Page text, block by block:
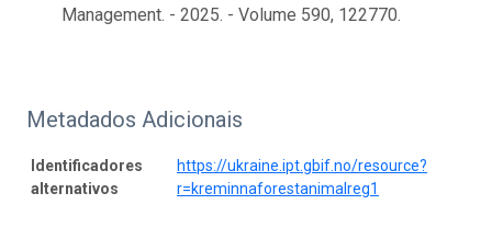
Management. - 2025. - Volume 590, 122770.
Metadados Adicionais
Identificadores
alternativos
https://ukraine.ipt.gbif.no/resource?
r=kreminnaforestanimalreg1